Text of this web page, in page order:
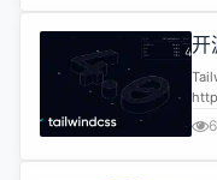
元
开
正
迁